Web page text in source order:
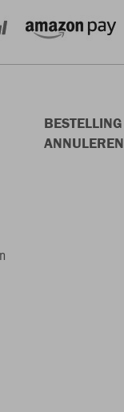
BESTELLING
ANNULEREN